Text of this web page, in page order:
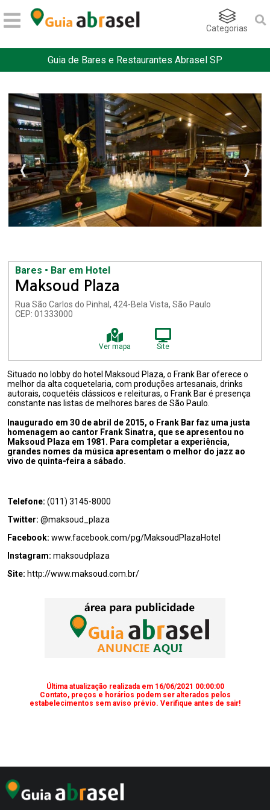
Categorias
Guia de Bares e Restaurantes Abrasel SP
Bares • Bar em Hotel
Maksoud Plaza
Rua São Carlos do Pinhal, 424-Bela Vista, São Paulo
CEP: 01333000
Ver mapa Site
Situado no lobby do hotel Maksoud Plaza, o Frank Bar oferece o
melhor da alta coquetelaria, com produções artesanais, drinks
autorais, coquetéis clássicos e releituras, o Frank Bar é presença
constante nas listas de melhores bares de São Paulo.
Inaugurado em 30 de abril de 2015, o Frank Bar faz uma justa
homenagem ao cantor Frank Sinatra, que se apresentou no
Maksoud Plaza em 1981. Para completar a experiência,
grandes nomes da música apresentam o melhor do jazz ao
vivo de quinta-feira a sábado.
Telefone: (011) 3145-8000
Twitter: @maksoud_plaza
Facebook: www.facebook.com/pg/MaksoudPlazaHotel
Instagram: maksoudplaza
Site: http://www.maksoud.com.br/
Última atualização realizada em 16/06/2021 00:00:00
Contato, preços e horários podem ser alterados pelos
estabelecimentos sem aviso prévio. Verifique antes de sair!